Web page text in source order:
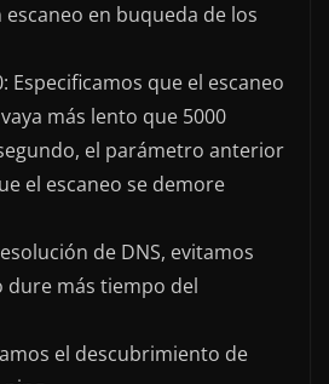
escaneo en buqueda de los
Especificamos que el escaneo
más lento que 5000
el parámetro anterior
el escaneo se demore
de DNS, evitamos
dure más tiempo del
el descubrimiento de